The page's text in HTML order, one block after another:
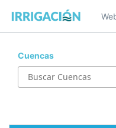
Cuencas